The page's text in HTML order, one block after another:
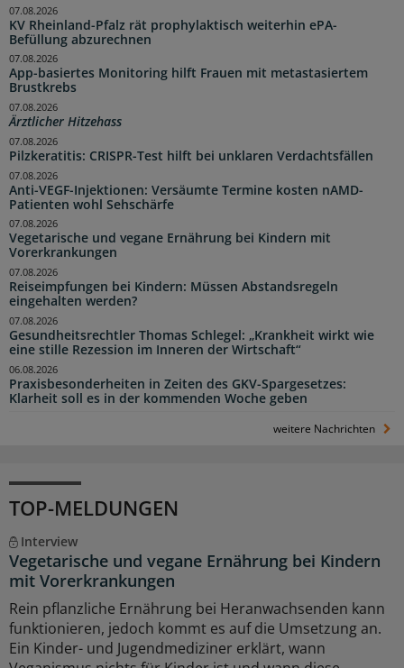
KV Rheinland-Pfalz rät prophylaktisch weiterhin ePA-
Befüllung abzurechnen
07.08.2026
App-basiertes Monitoring hilft Frauen mit metastasiertem
Brustkrebs
07.08.2026
Ärztlicher Hitzehass
07.08.2026
Pilzkeratitis: CRISPR-Test hilft bei unklaren Verdachtsfällen
07.08.2026
Anti-VEGF-Injektionen: Versäumte Termine kosten nAMD-
Patienten wohl Sehschärfe
07.08.2026
Vegetarische und vegane Ernährung bei Kindern mit
Vorerkrankungen
07.08.2026
Reiseimpfungen bei Kindern: Müssen Abstandsregeln
eingehalten werden?
07.08.2026
Gesundheitsrechtler Thomas Schlegel: „Krankheit wirkt wie
eine stille Rezession im Inneren der Wirtschaft“
07.08.2026
Praxisbesonderheiten in Zeiten des GKV-Spargesetzes:
Klarheit soll es in der kommenden Woche geben
06.08.2026
weitere Nachrichten
TOP-MELDUNGEN
Interview
Vegetarische und vegane Ernährung bei Kindern
mit Vorerkrankungen
Rein pflanzliche Ernährung bei Heranwachsenden kann
funktionieren, jedoch kommt es auf die Umsetzung an.
Ein Kinder- und Jugendmediziner erklärt, wann